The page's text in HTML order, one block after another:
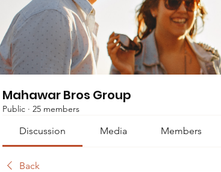
Mahawar Bros Group
Public · 25 members
Discussion Media Members
Back